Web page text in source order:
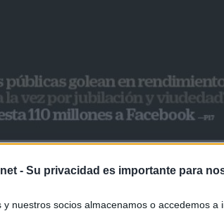
- Su privacidad es importante para
y nuestros socios almacenamos o accedemos